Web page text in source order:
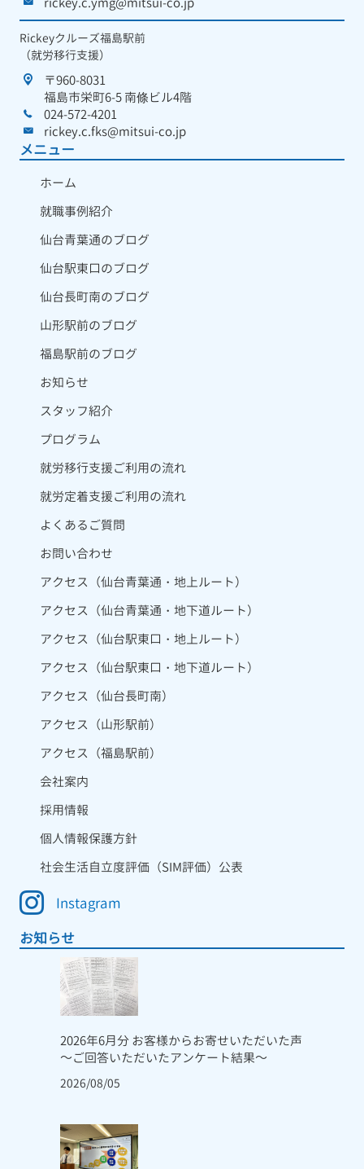
Rickeyクルーズ福島駅前
（就労移行支援）
〒960-8031
福島市栄町6-5 南條ビル4階
024-572-4201
rickey.c.fks@mitsui-co.jp
メニュー
ホーム
就職事例紹介
仙台青葉通のブログ
仙台駅東口のブログ
仙台長町南のブログ
山形駅前のブログ
福島駅前のブログ
お知らせ
スタッフ紹介
プログラム
就労移行支援ご利用の流れ
就労定着支援ご利用の流れ
よくあるご質問
お問い合わせ
アクセス（仙台青葉通・地上ルート）
アクセス（仙台青葉通・地下道ルート）
アクセス（仙台駅東口・地上ルート）
アクセス（仙台駅東口・地下道ルート）
アクセス（仙台長町南）
アクセス（山形駅前）
アクセス（福島駅前）
会社案内
採用情報
個人情報保護方針
社会生活自立度評価（SIM評価）公表
Instagram
お知らせ
2026年6月分 お客様からお寄せいただいた声
～ご回答いただいたアンケート結果～
2026/08/05